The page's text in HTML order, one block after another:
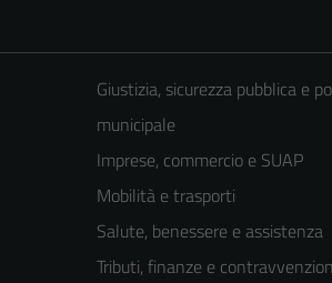
Giustizia, sicurezza pubblica e
municipale
Imprese, commercio e SUAP
Mobilità e trasporti
Salute, benessere e assistenza
Tributi, finanze e